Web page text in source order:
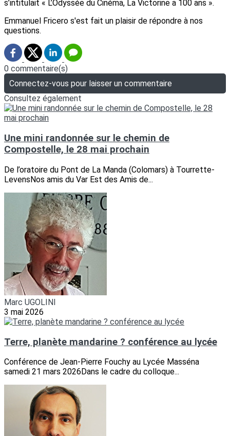
s’intitulait « L’Odyssée du Cinéma, La Victorine a 100 ans ».
Emmanuel Fricero s'est fait un plaisir de répondre à nos
questions.
0 commentaire(s)
Connectez-vous pour laisser un commentaire
Consultez également
Une mini randonnée sur le chemin de
Compostelle, le 28 mai prochain
De l’oratoire du Pont de La Manda (Colomars) à Tourrette-
LevensNos amis du Var Est des Amis de...
Marc UGOLINI
3 mai 2026
Terre, planète mandarine ? conférence au lycée
Conférence de Jean-Pierre Fouchy au Lycée Masséna
samedi 21 mars 2026Dans le cadre du colloque...